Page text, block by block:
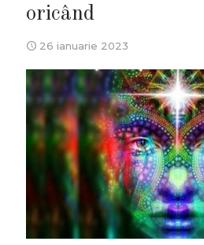
oricând
26 ianuarie 2023